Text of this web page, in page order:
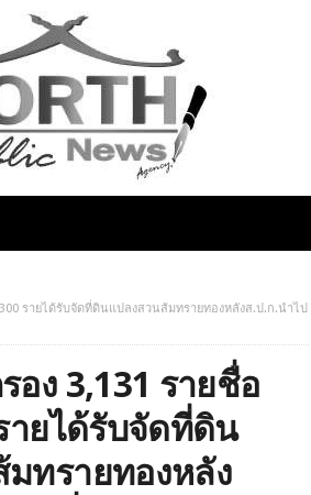
รายได้รับจัดที่ดินแปลงสวนส้มทรายทองหลังส.ป.ก.นำไป
อง 3,131 รายชื่อ
ายได้รับจัดที่ดิน
ทรายทองหลัง